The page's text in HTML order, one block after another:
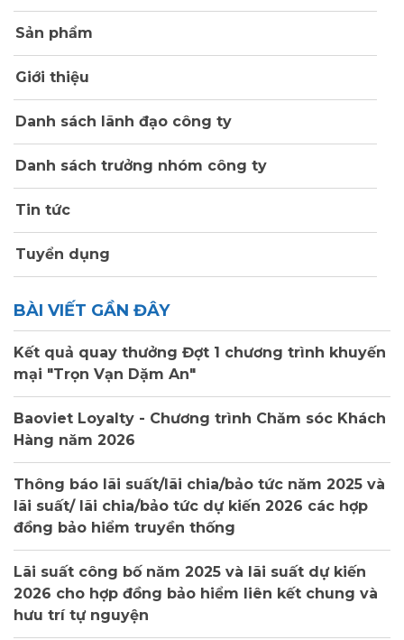
Sản phẩm
Giới thiệu
Danh sách lãnh đạo công ty
Danh sách trưởng nhóm công ty
Tin tức
Tuyển dụng
BÀI VIẾT GẦN ĐÂY
Kết quả quay thưởng Đợt 1 chương trình khuyến
mại "Trọn Vạn Dặm An"
Baoviet Loyalty - Chương trình Chăm sóc Khách
Hàng năm 2026
Thông báo lãi suất/lãi chia/bảo tức năm 2025 và
lãi suất/ lãi chia/bảo tức dự kiến 2026 các hợp
đồng bảo hiểm truyền thống
Lãi suất công bố năm 2025 và lãi suất dự kiến
2026 cho hợp đồng bảo hiểm liên kết chung và
hưu trí tự nguyện